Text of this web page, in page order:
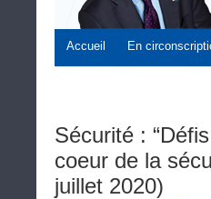
Accueil En
Sécurité :
coeur de la
juillet 2020)